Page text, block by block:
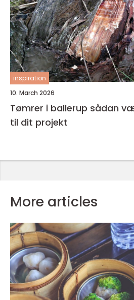
inspiration
10. March 2026
Tømrer i ballerup sådan vælger du den rette
til dit projekt
More articles